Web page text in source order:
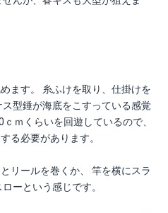
ます。 糸ふけを取り、仕掛けを
型錘が海底をこすっている感覚
ｍくらいを回遊しているので、
る必要があります。
リールを巻くか、 竿を横にスラ
ーという感じです。